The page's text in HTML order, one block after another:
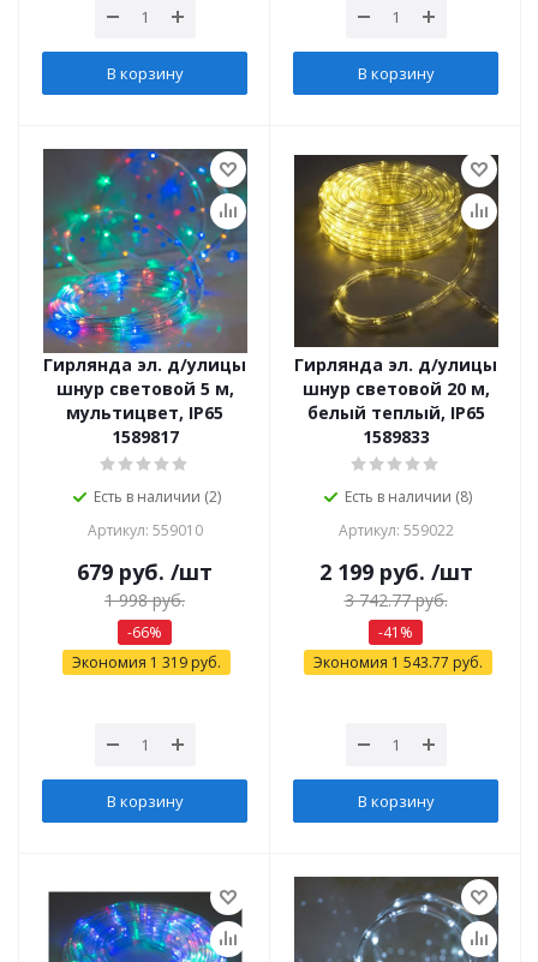
В корзину В корзину
Гирлянда эл. д/улицы
шнур световой 5 м,
мультицвет, IP65
1589817
Есть в наличии (2)
Артикул: 559010
679 руб. /шт
1 998руб.
-66%
Экономия 1 319 руб.
В корзину
Гирлянда эл. д/улицы
шнур световой 20 м,
белый теплый, IP65
1589833
Есть в наличии (8)
Артикул: 559022
2 199руб. /шт
3 742.77руб.
-41 %
Экономия 1 543.77 руб.
В корзину